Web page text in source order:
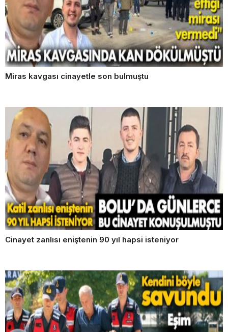
Miras kavgası cinayetle son bulmuştu
Cinayet zanlısı eniştenin 90 yıl hapsi isteniyor